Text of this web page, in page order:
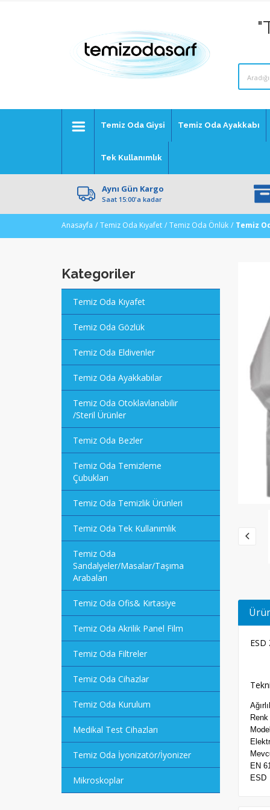
Temiz Oda Giysi Temiz Oda Ayakkabı
Tek Kullanımlık
Aynı Gün Kargo
Saat 15:00'a kadar
Anasayfa Temiz Oda Kıyafet Temiz Oda Önlük Temiz
Kategoriler
Temiz Oda Kıyafet
Temiz Oda Gözlük
Temiz Oda Eldivenler
Temiz Oda Ayakkabılar
Temiz Oda Otoklavlanabilir
/Steril Ürünler
Temiz Oda Bezler
Temiz Oda Temizleme
Çubukları
Temiz Oda Temizlik Ürünleri
Temiz Oda Tek Kullanımlık
Temiz Oda
Sandalyeler/Masalar/Taşıma
Arabaları
Temiz Oda Ofis& Kırtasiye
Temiz Oda Akrilik Panel Film
Temiz Oda Filtreler
Temiz Oda Cihazlar
Temiz Oda Kurulum
Medikal Test Cihazları
Temiz Oda İyonizatör/İyonizer
Mikroskoplar